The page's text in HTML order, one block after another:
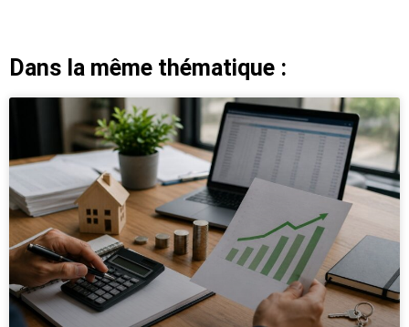
Dans la même thématique :